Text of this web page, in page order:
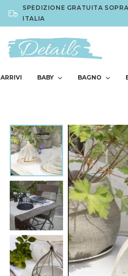
SPEDIZIONE GRATUITA
ITALIA
BABY BAGNO